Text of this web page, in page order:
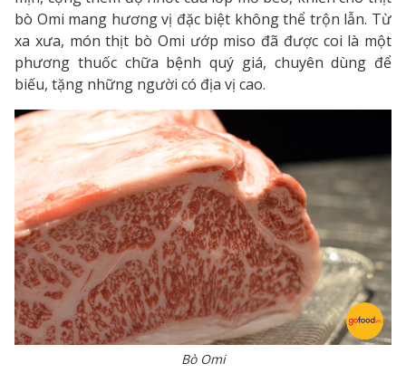
bò Omi mang hương vị đặc biệt không thể trộn lẫn. Từ
xa xưa, món thịt bò Omi ướp miso đã được coi là một
phương thuốc chữa bệnh quý giá, chuyên dùng để
biếu, tặng những người có địa vị cao.
Bò Omi